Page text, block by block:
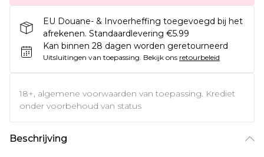
EU Douane- & Invoerheffing toegevoegd bij het
afrekenen. Standaardlevering €5.99
Kan binnen 28 dagen worden geretourneerd
Uitsluitingen van toepassing. Bekijk ons retourbeleid
18+, algemene voorwaarden van toepassing. Krediet
onder voorbehoud van status
Beschrijving